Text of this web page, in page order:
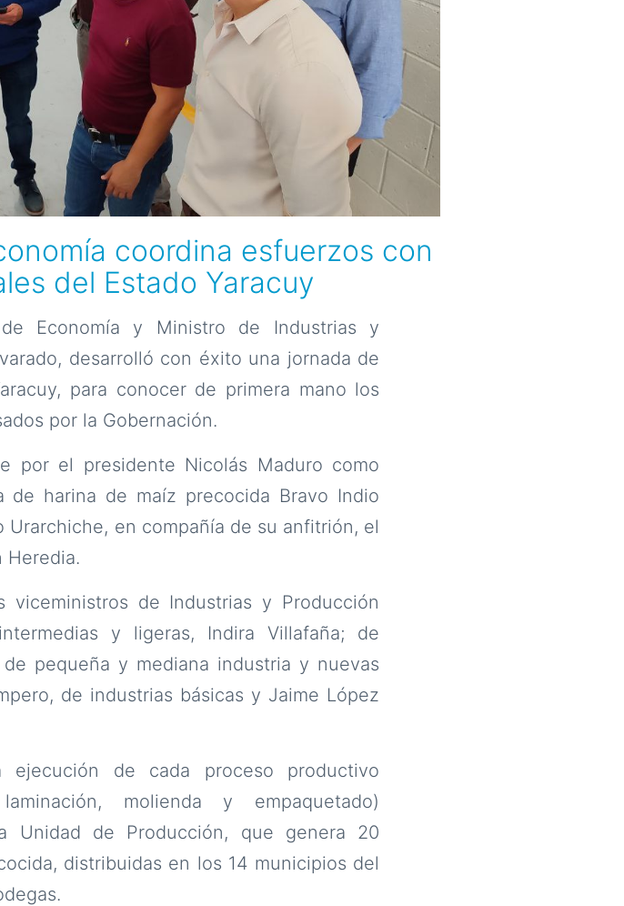
coordina esfuerzos con
del Estado Yaracuy
Economía y Ministro de Industrias y
desarrolló con éxito una jornada de
para conocer de primera mano los
por la Gobernación.
por el presidente Nicolás Maduro como
harina de maíz precocida Bravo Indio
en compañía de su anfitrión, el
Heredia.
de Industrias y Producción
y ligeras, Indira Villafaña; de
pequeña y mediana industria y nuevas
de industrias básicas y Jaime López
de cada proceso productivo
molienda y empaquetado)
Unidad de Producción, que genera 20
distribuidas en los 14 municipios del